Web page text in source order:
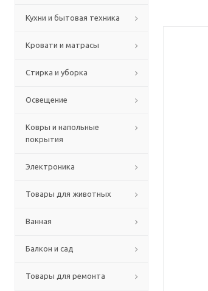
Кухни и бытовая техника
Кровати и матрасы
Стирка и уборка
Освещение
Ковры и напольные
покрытия
Электроника
Товары для животных
Ванная
Балкон и сад
Товары для ремонта